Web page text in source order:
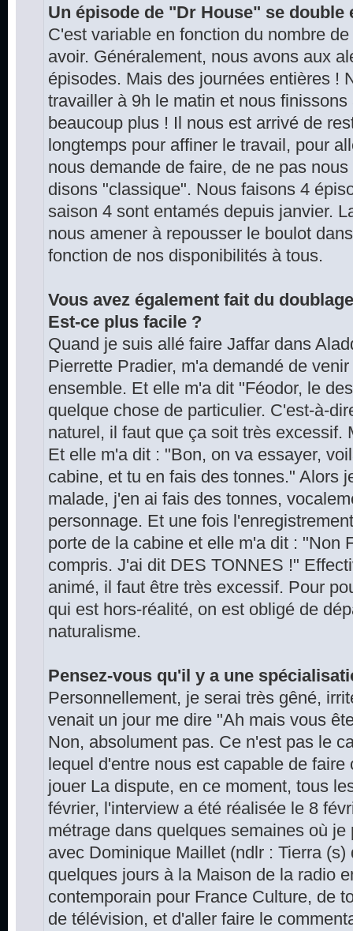
Un épisode de "Dr House" se double
C'est variable en fonction du nombre
avoir. Généralement, nous avons aux
épisodes. Mais des journées entières !
travailler à 9h le matin et nous
beaucoup plus ! Il nous est arrivé de
longtemps pour affiner le travail, pour
nous demande de faire, de ne pas
disons "classique". Nous faisons 4
saison 4 sont entamés depuis janvier.
nous amener à repousser le boulot
fonction de nos disponibilités à tous.
Vous avez également fait du
Est-ce plus facile ?
Quand je suis allé faire Jaffar dans
Pierrette Pradier, m'a demandé de
ensemble. Et elle m'a dit "Féodor, le
quelque chose de particulier. C'est-à-
naturel, il faut que ça soit très excessif.
Et elle m'a dit : "Bon, on va essayer,
cabine, et tu en fais des tonnes." Alors
malade, j'en ai fais des tonnes,
personnage. Et une fois
porte de la cabine et elle m'a dit : "Non
compris. J'ai dit DES TONNES !"
animé, il faut être très excessif. Pour
qui est hors-réalité, on est obligé de
naturalisme.
Pensez-vous qu'il y a une
Personnellement, je serai très gêné,
venait un jour me dire "Ah mais vous
Non, absolument pas. Ce n'est pas le
lequel d'entre nous est capable de
jouer La dispute, en ce moment, tous
février, l'interview a été réalisée le 8
métrage dans quelques semaines où
avec Dominique Maillet (ndlr : Tierra
quelques jours à la Maison de la radio
contemporain pour France Culture, de
de télévision, et d'aller faire le